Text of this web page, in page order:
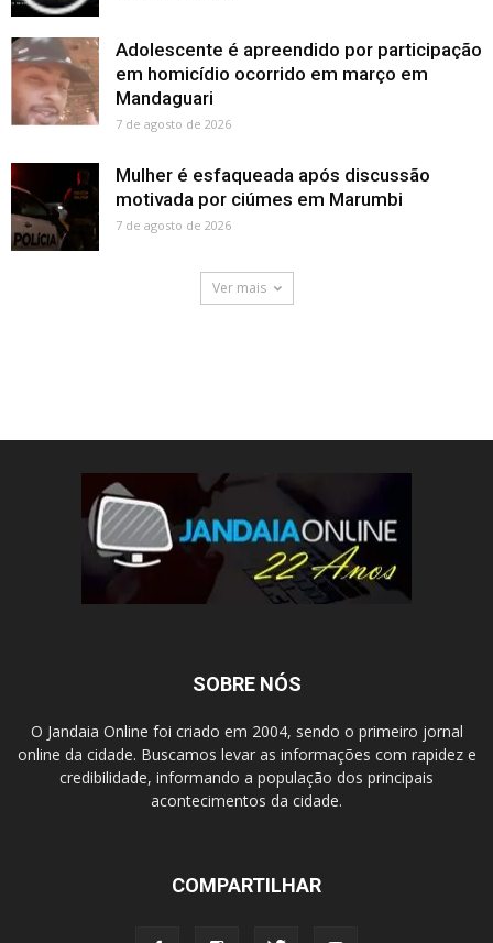
Adolescente é apreendido por participação
em homicídio ocorrido em março em
Mandaguari
7 de agosto de 2026
Mulher é esfaqueada após discussão
motivada por ciúmes em Marumbi
7 de agosto de 2026
Ver mais
SOBRE NÓS
O Jandaia Online foi criado em 2004, sendo o primeiro jornal
online da cidade. Buscamos levar as informações com rapidez e
credibilidade, informando a população dos principais
acontecimentos da cidade.
COMPARTILHAR